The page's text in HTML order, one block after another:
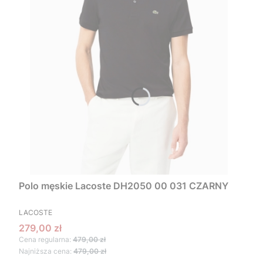
Polo męskie Lacoste DH2050 00 031 CZARNY
PRODUCENT
LACOSTE
Cena promocyjna
279,00 zł
Cena regularna: 479,00 zł
Najniższa cena: 479,00 zł